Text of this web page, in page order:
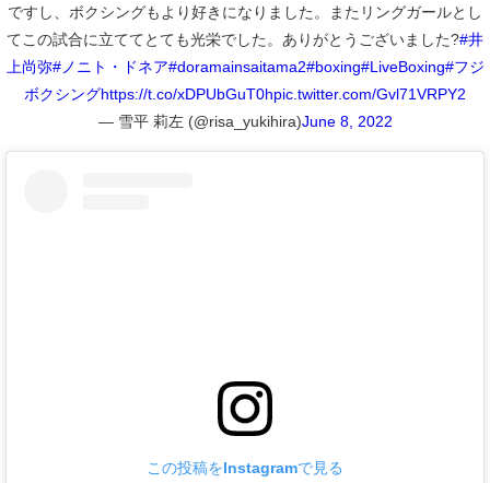
ですし、ボクシングもより好きになりました。またリングガールとし
てこの試合に立ててとても光栄でした。ありがとうございました?#井
上尚弥#ノニト・ドネア#doramainsaitama2#boxing#LiveBoxing#フジ
ボクシングhttps://t.co/xDPUbGuT0hpic.twitter.com/Gvl71VRPY2
— 雪平 莉左 (@risa_yukihira)June 8, 2022
この投稿をInstagramで見る